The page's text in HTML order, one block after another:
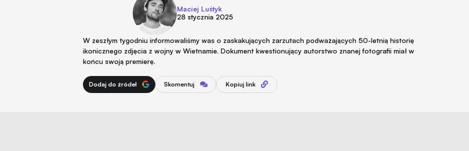
Maciej Luśtyk
28 stycznia 2025
W zeszłym tygodniu informowaliśmy was o zaskakujących zarzutach podważających 50-letnią historię
ikonicznego zdjęcia z wojny w Wietnamie. Dokument kwestionujący autorstwo znanej fotografii miał w
końcu swoją premierę.
Dodaj do źródeł Skomentuj Kopiuj link